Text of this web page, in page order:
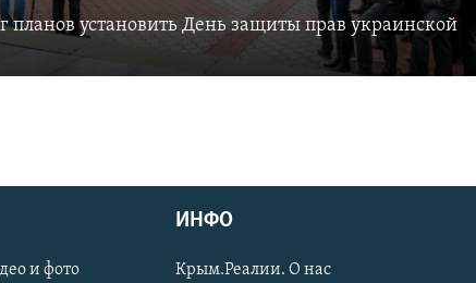
планов установить День защиты прав украинской
и фото
ИНФО
Крым.Реалии. О нас